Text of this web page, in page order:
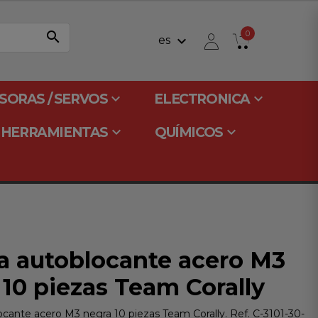
search es keyboard_arrow_down 0
/ SERVOSkeyboard_arrow_down ELECTRONICAkeyboard_arrow_down
HERRAMIENTAS keyboard_arrow_down QUÍMICOSkeyboard_arrow_down
autoblocante acero M3
piezas Team Corally
acero M3 negra 10 piezas Team Corally. Ref. C-3101-30-